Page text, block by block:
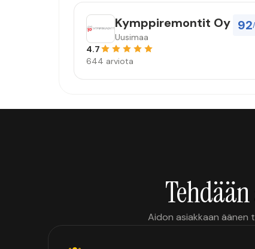
92
Kymppiremontit Oy
Uusimaa
4.7
644 arviota
Aidon asiakkaan